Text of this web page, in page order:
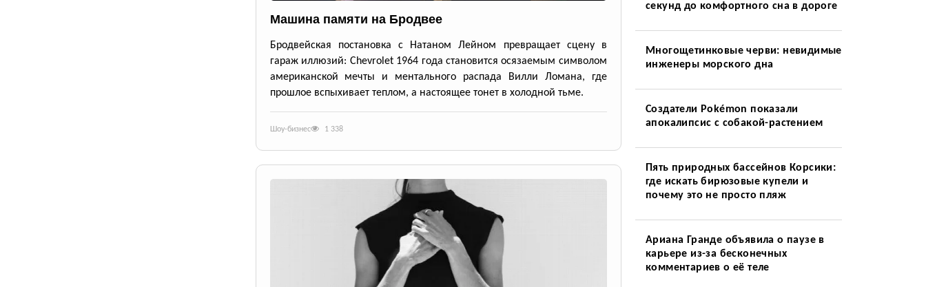
Машина памяти на Бродвее
Бродвейская постановка с Натаном Лейном превращает сцену в
гараж иллюзий: Chevrolet 1964 года становится осязаемым символом
американской мечты и ментального распада Вилли Ломана, где
прошлое вспыхивает теплом, а настоящее тонет в холодной тьме.
Шоу-бизнес 1 338
секунд до комфортного сна в дороге
Многощетинковые черви: невидимые
инженеры морского дна
Создатели Pokémon показали
апокалипсис с собакой-растением
Пять природных бассейнов Корсики:
где искать бирюзовые купели и
почему это не просто пляж
Ариана Гранде объявила о паузе в
карьере из-за бесконечных
комментариев о её теле